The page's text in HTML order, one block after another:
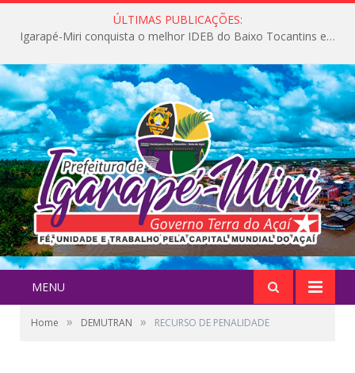
ÚLTIMAS PUBLICAÇÕES:
Igarapé-Miri conquista o melhor IDEB do Baixo Tocantins e avança na qualidade da educação pública
MENU
Home » DEMUTRAN » RECURSO DE PENALIDADE